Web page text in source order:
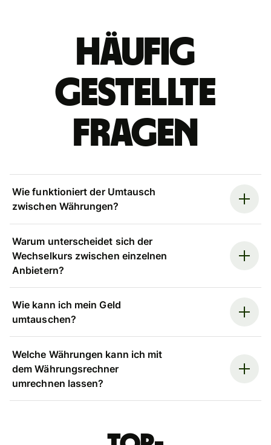
Häufig
gestellte
Fragen
Wie funktioniert der Umtausch
zwischen Währungen?
Warum unterscheidet sich der
Wechselkurs zwischen einzelnen
Anbietern?
Wie kann ich mein Geld
umtauschen?
Welche Währungen kann ich mit
dem Währungsrechner
umrechnen lassen?